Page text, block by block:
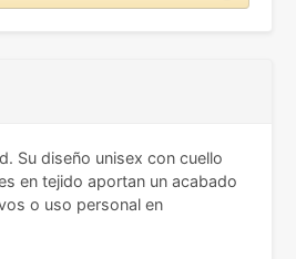
Su diseño unisex con cuello
en tejido aportan un acabado
o uso personal en